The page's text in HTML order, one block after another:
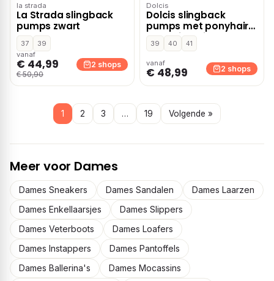
la strada
La Strada slingback
pumps zwart
37
39
vanaf
€ 44,99
€ 50,90
2 shops
Dolcis
Dolcis slingback
pumps met ponyhair
en koeienprint
bruin/wit – Zwart wit
39 40 41
vanaf
€ 48,99 2 shops
1 2 3 … 19 Volgende »
Meer voor Dames
Dames Sneakers Dames Sandalen
Dames Laarzen
Dames Enkellaarsjes
Dames Slippers
Dames Veterboots
Dames Loafers
Dames Instappers
Dames Pantoffels
Dames Ballerina's
Dames Mocassins